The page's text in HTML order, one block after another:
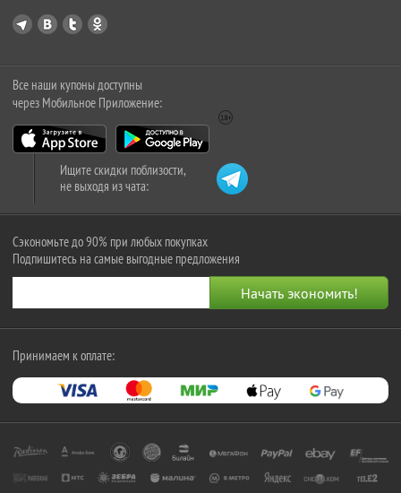
Все наши купоны доступны
через Мобильное Приложение:
Ищите скидки поблизости,
не выходя из чата:
Сэкономьте до 90% при любых покупках
Подпишитесь на самые выгодные предложения
Принимаем к оплате: